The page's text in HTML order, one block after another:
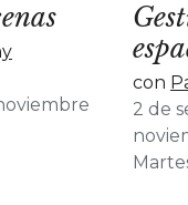
con
2 de